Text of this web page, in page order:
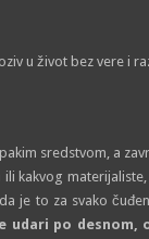
u život bez vere i
sredstvom, a
kakvog
je to za svako
udari po desnom,